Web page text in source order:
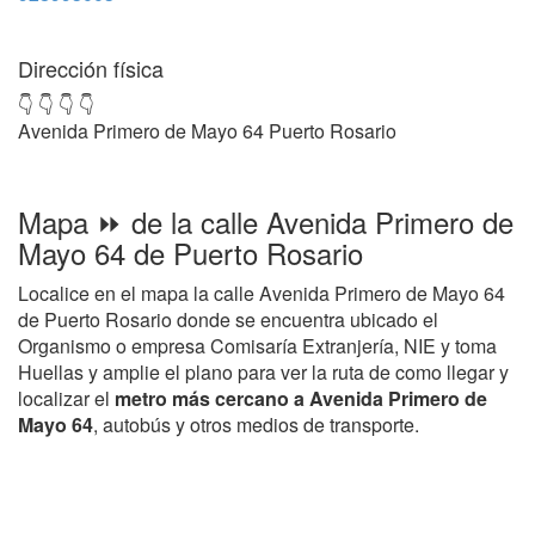
Dirección física
👇 👇 👇 👇
Avenida Primero de Mayo 64 Puerto Rosario
Mapa ⏩ de la calle Avenida Primero de
Mayo 64 de Puerto Rosario
Localice en el mapa la calle Avenida Primero de Mayo 64
de Puerto Rosario donde se encuentra ubicado el
Organismo o empresa Comisaría Extranjería, NIE y toma
Huellas y amplie el plano para ver la ruta de como llegar y
localizar el metro más cercano a Avenida Primero de
Mayo 64, autobús y otros medios de transporte.